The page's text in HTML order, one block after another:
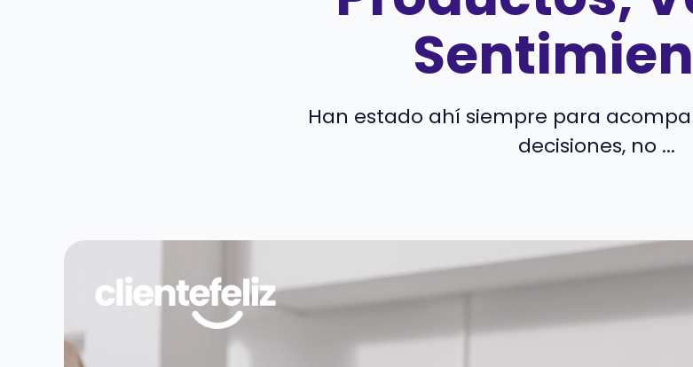
Han estado ahí siempre para
decisiones, no ...